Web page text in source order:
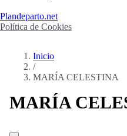
Plandeparto.net
Política de Cookies
Inicio
/
MARÍA CELESTINA
MARÍA